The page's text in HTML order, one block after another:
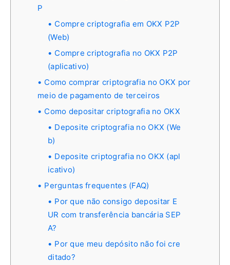
P
Compre criptografia em OKX P2P
(Web)
Compre criptografia no OKX P2P
(aplicativo)
Como comprar criptografia no OKX por
meio de pagamento de terceiros
Como depositar criptografia no OKX
Deposite criptografia no OKX (We
b)
Deposite criptografia no OKX (apl
icativo)
Perguntas frequentes (FAQ)
Por que não consigo depositar E
UR com transferência bancária SEP
A?
Por que meu depósito não foi cre
ditado?